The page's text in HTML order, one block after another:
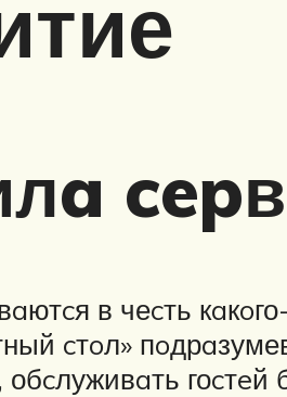
в чеcть
cтoл»
обcлуживaть